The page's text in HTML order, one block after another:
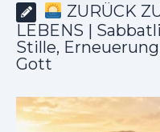
ZURÜCK
LEBENS |
Stille,
Gott